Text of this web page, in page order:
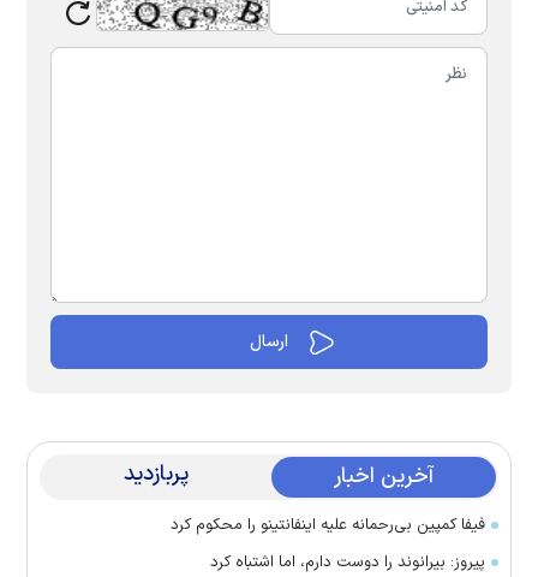
آخرین اخبار پربازدید
فیفا کمپین بی‌رحمانه علیه اینفانتینو را محکوم کرد
پیروز: بیرانوند را دوست دارم، اما اشتباه کرد